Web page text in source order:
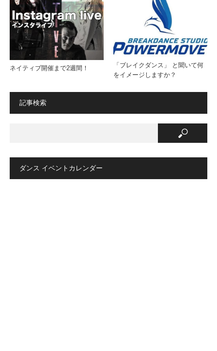
ネイティブ開催まで2週間！
「ブレイクダンス」 と聞いて何
をイメージしますか？
記事検索
ダンス イベントカレンダー